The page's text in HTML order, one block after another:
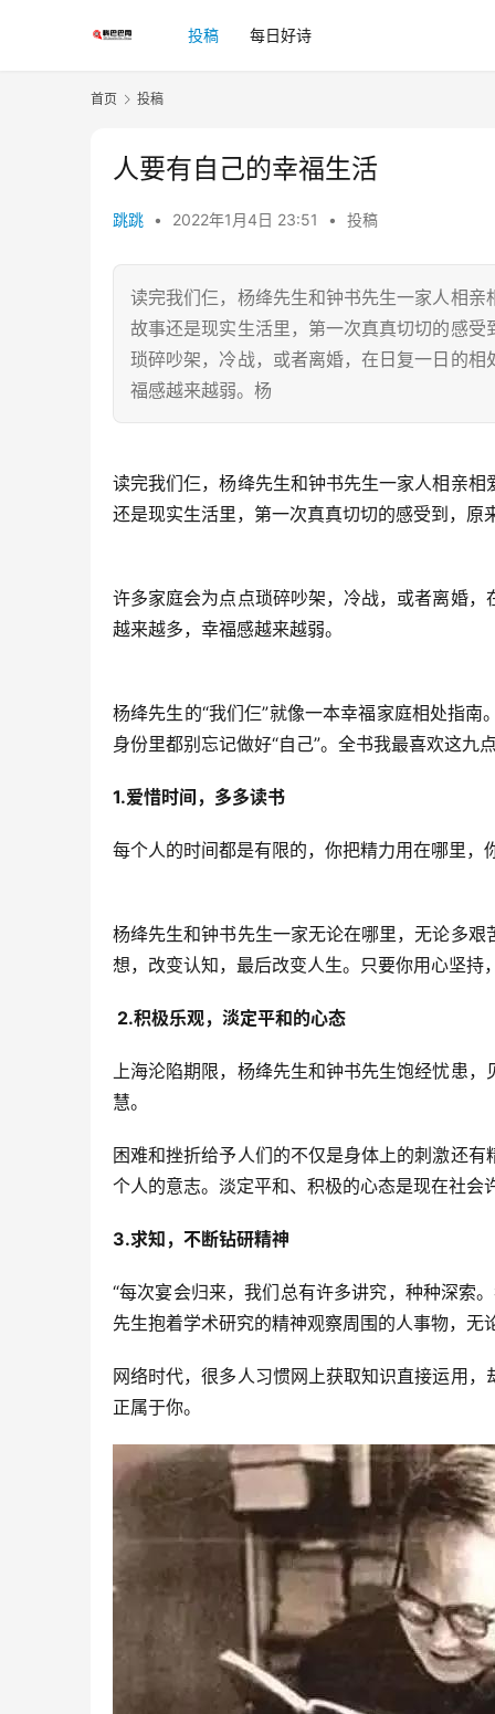
投稿 每日好诗
首页 投稿
人要有自己的幸福生活
跳跳 • 2022年1月4日 23:51 • 投稿
读完我们仨，杨绛先生和钟书先生一家人相
故事还是现实生活里，第一次真真切切的感
琐碎吵架，冷战，或者离婚，在日复一日的
福感越来越弱。杨
读完我们仨，杨绛先生和钟书先生一家人相亲
还是现实生活里，第一次真真切切的感受到，
许多家庭会为点点琐碎吵架，冷战，或者离婚
越来越多，幸福感越来越弱。
杨绛先生的“我们仨”就像一本幸福家庭相处指
身份里都别忘记做好“自己”。全书我最喜欢这九
1.爱惜时间，多多读书
每个人的时间都是有限的，你把精力用在哪里
杨绛先生和钟书先生一家无论在哪里，无论多
想，改变认知，最后改变人生。只要你用心坚持
2.积极乐观，淡定平和的心态
上海沦陷期限，杨绛先生和钟书先生饱经忧患
慧。
困难和挫折给予人们的不仅是身体上的刺激还
个人的意志。淡定平和、积极的心态是现在社会
3.求知，不断钻研精神
“每次宴会归来，我们总有许多讲究，种种深索
先生抱着学术研究的精神观察周围的人事物，
网络时代，很多人习惯网上获取知识直接运用
正属于你。